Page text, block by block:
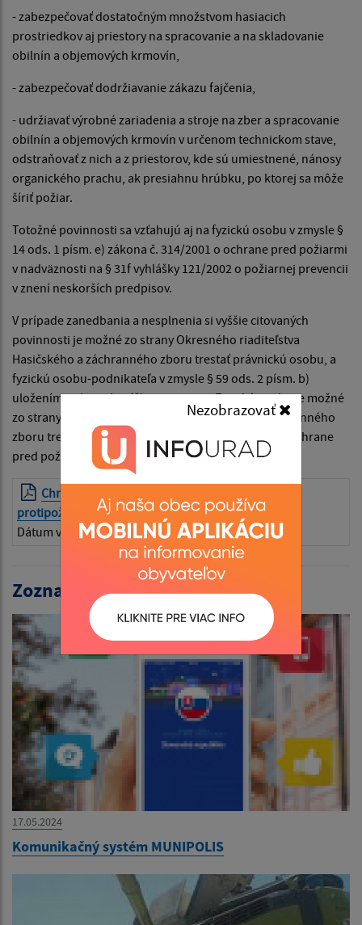
- zabezpečovať dostatočným množstvom hasiacich
prostriedkov aj priestory na spracovanie a na skladovanie
obilnín a objemových krmovín,
- zabezpečovať dodržiavanie zákazu fajčenia,
- udržiavať výrobné zariadenia a stroje na zber a spracovanie
obilnín a objemových krmovín v určenom technickom stave,
odstraňovať z nich a z priestorov, kde sú umiestnené, nánosy
organického prachu, ak presiahnu hrúbku, po ktorej sa môže
šíriť požiar.
Totožné povinnosti sa vzťahujú aj na fyzickú osobu v zmysle §
14 ods. 1 písm. e) zákona č. 314/2001 o ochrane pred požiarmi
v nadväznosti na § 31f vyhlášky 121/2002 o požiarnej prevencii
v znení neskorších predpisov.
V prípade zanedbania a nesplnenia si vyššie citovaných
povinnosti je možné zo strany Okresného riaditeľstva
Hasičského a záchranného zboru trestať právnickú osobu, a
fyzickú osobu-podnikateľa v zmysle § 59 ods. 2 písm. b)
uložením pokuty do výšky 16 596 eur. Fyzickú osobu je možné
zo strany Okresného riaditeľstva Hasičského a záchranného
zboru trestať v zmysle § 61 ods. 4 písm. e) zákona o ochrane
pred požiarmi uložením pokuty do výšky 331 eur.
Chráňte svoju úrodu a dodržiavajte zásady
protipožiarnej bezpečnosti!| PDF | 0.93 Mb
Dátum vyvesenia: 30.06.2026
Zoznam aktualít:
17.05.2024
Komunikačný systém MUNIPOLIS
Nezobrazovať